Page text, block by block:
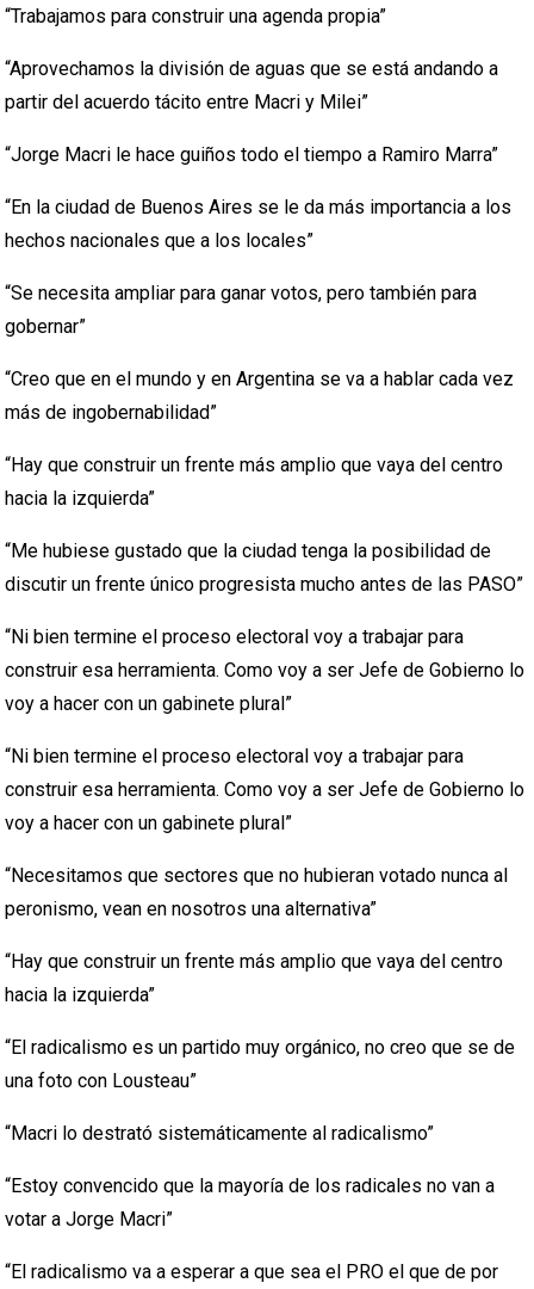
“Trabajamos para construir una agenda propia”
“Aprovechamos la división de aguas que se está andando a
partir del acuerdo tácito entre Macri y Milei”
“Jorge Macri le hace guiños todo el tiempo a Ramiro Marra”
“En la ciudad de Buenos Aires se le da más importancia a los
hechos nacionales que a los locales”
“Se necesita ampliar para ganar votos, pero también para
gobernar”
“Creo que en el mundo y en Argentina se va a hablar cada vez
más de ingobernabilidad”
“Hay que construir un frente más amplio que vaya del centro
hacia la izquierda”
“Me hubiese gustado que la ciudad tenga la posibilidad de
discutir un frente único progresista mucho antes de las PASO”
“Ni bien termine el proceso electoral voy a trabajar para
construir esa herramienta. Como voy a ser Jefe de Gobierno lo
voy a hacer con un gabinete plural”
“Ni bien termine el proceso electoral voy a trabajar para
construir esa herramienta. Como voy a ser Jefe de Gobierno lo
voy a hacer con un gabinete plural”
“Necesitamos que sectores que no hubieran votado nunca al
peronismo, vean en nosotros una alternativa”
“Hay que construir un frente más amplio que vaya del centro
hacia la izquierda”
“El radicalismo es un partido muy orgánico, no creo que se de
una foto con Lousteau”
“Macri lo destrató sistemáticamente al radicalismo”
“Estoy convencido que la mayoría de los radicales no van a
votar a Jorge Macri”
“El radicalismo va a esperar a que sea el PRO el que de por